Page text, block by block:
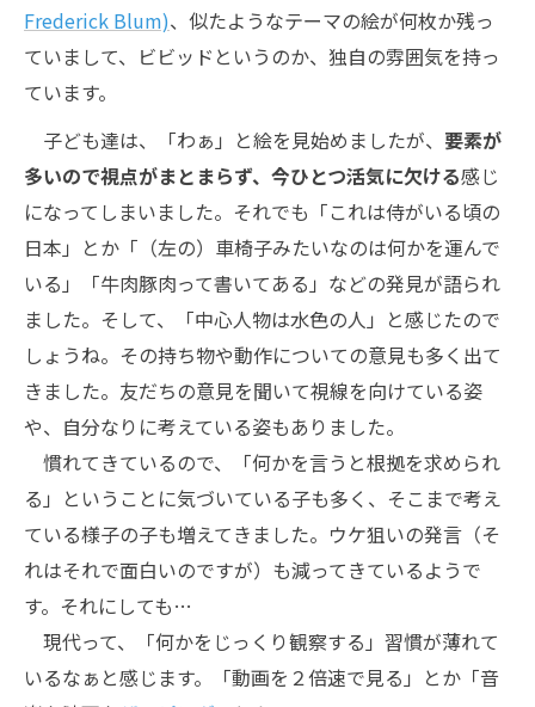
Frederick Blum)、似たようなテーマの絵が何枚か残っ
ていまして、ビビッドというのか、独自の雰囲気を持っ
ています。
子ども達は、「わぁ」と絵を見始めましたが、 要素が
多いので視点がまとまらず、今ひとつ活気に欠ける感じ
になってしまいました。それでも「これは侍がいる頃の
日本」とか「（左の）車椅子みたいなのは何かを運んで
いる」「牛肉豚肉って書いてある」などの発見が語られ
ました。そして、「中心人物は水色の人」と感じたので
しょうね。その持ち物や動作についての意見も多く出て
きました。友だちの意見を聞いて視線を向けている姿
や、自分なりに考えている姿もありました。
慣れてきているので、「何かを言うと根拠を求められ
る」ということに気づいている子も多く、そこまで考え
ている様子の子も増えてきました。ウケ狙いの発言（そ
れはそれで面白いのですが）も減ってきているようで
す。それにしても…
現代って、「何かをじっくり観察する」習慣が薄れて
いるなぁと感じます。「動画を２倍速で見る」とか「音